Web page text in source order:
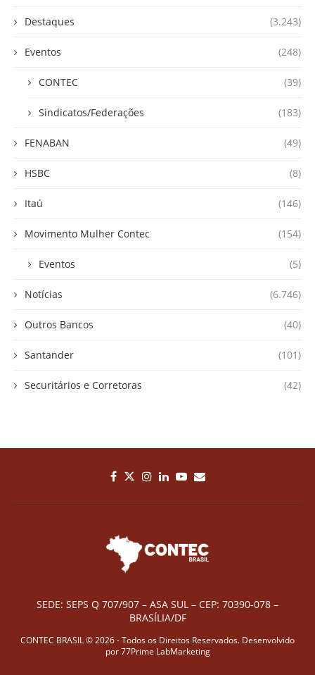
Destaques (3.243)
Eventos (248)
CONTEC (39)
Sindicatos/Federações (183)
FENABAN (49)
HSBC (8)
Itaú (146)
Movimento Mulher Contec (154)
Eventos (5)
Notícias (6.746)
Outros Bancos (40)
Santander (101)
Securitários e Corretoras (42)
SEDE: SEPS Q 707/907 – ASA SUL – CEP: 70390-078 –
BRASÍLIA/DF
CONTEC BRASIL © 2026 - Todos os Direitos Reservados. Desenvolvido
por77Prime LabMarketing